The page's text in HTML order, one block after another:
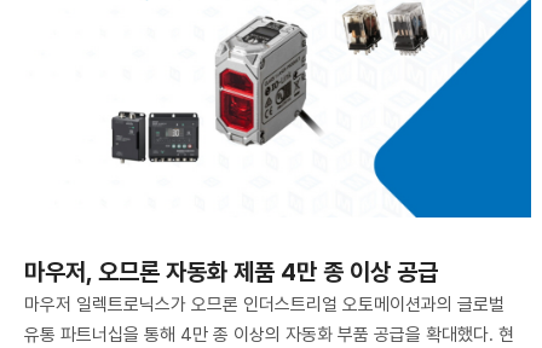
마우저, 오므론 자동화 제품 4만 종 이상 공급
마우저 일렉트로닉스가 오므론 인더스트리얼 오토메이션과의 글로벌
유통 파트너십을 통해 4만 종 이상의 자동화 부품 공급을 확대했다. 현